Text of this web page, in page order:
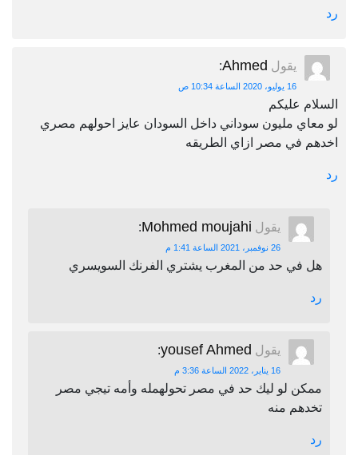
رد
يقول Ahmed
:
16 يوليو، 2020 الساعة 10:34 ص
السلام عليكم
لو معاي مليون سوداني داخل السودان عايز احولهم مصري
اخدهم في مصر ازاي الطريقه
رد
يقول Mohmed moujahi
:
26 نوفمبر، 2021 الساعة 1:41 م
هل في حد من المغرب يشتري الفرنك السويسري
رد
يقول yousef Ahmed
:
16 يناير، 2022 الساعة 3:36 م
ممكن لو ليك حد في مصر تحولهمله وأمه تيجي مصر
تخدهم منه
رد